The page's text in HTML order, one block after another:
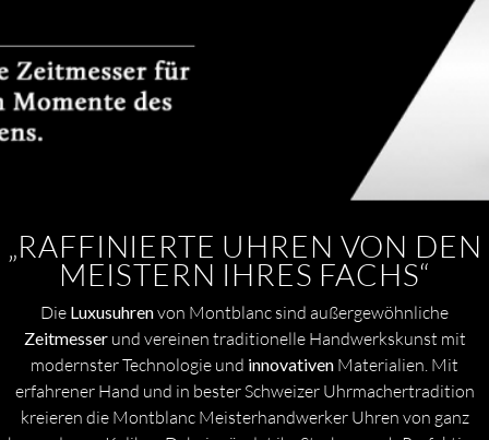
„RAFFINIERTE UHREN VON DEN
MEISTERN IHRES FACHS“
Die Luxusuhrenvon Montblanc sind außergewöhnliche
Zeitmesserund vereinen traditionelle Handwerkskunst mit
modernster Technologie und innovativen Materialien. Mit
erfahrener Hand und in bester Schweizer Uhrmachertradition
kreieren die Montblanc Meisterhandwerker Uhren von ganz